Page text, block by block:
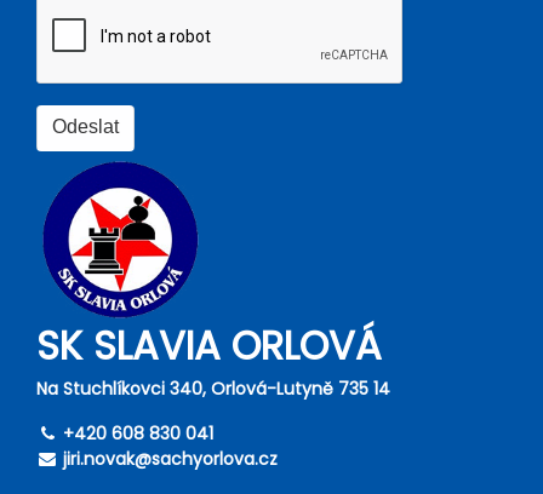
SK SLAVIA ORLOVÁ
Na Stuchlíkovci 340, Orlová-Lutyně 735 14
+420 608 830 041
jiri.novak@sachyorlova.cz